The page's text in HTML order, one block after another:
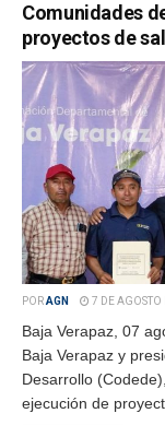
Comunidades
proyectos de
PORAGN 7 DE
Baja Verapaz, 07
Baja Verapaz y
Desarrollo
ejecución de